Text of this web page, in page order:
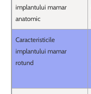
implantului mamar
anatomic
Caracteristicile
implantului mamar
rotund